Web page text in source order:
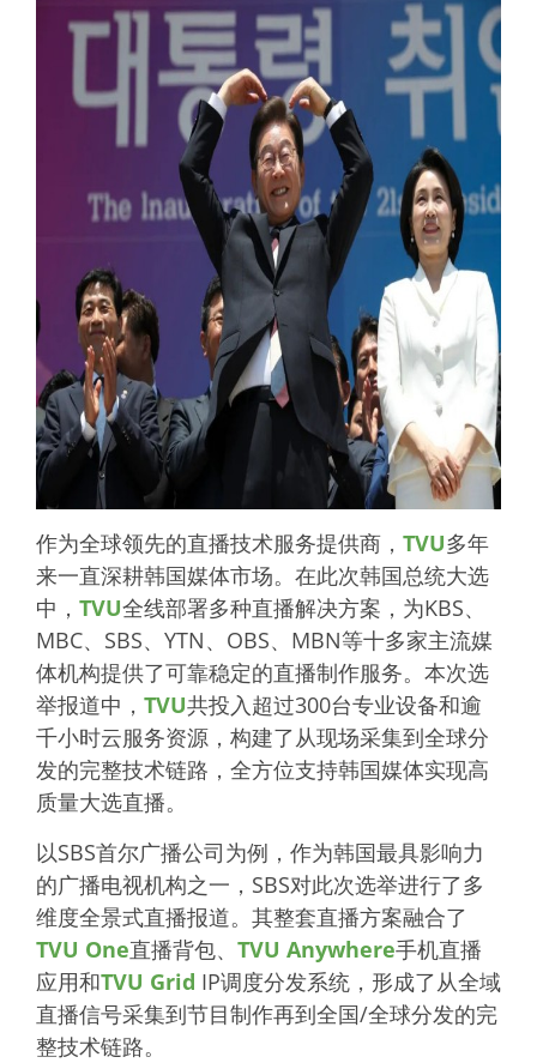
作为全球领先的直播技术服务提供商， TVU多年
来一直深耕韩国媒体市场。在此次韩国总统大选
中， TVU全线部署多种直播解决方案，为KBS、
MBC、SBS、YTN、OBS、MBN等十多家主流媒
体机构提供了可靠稳定的直播制作服务。本次选
举报道中， TVU共投入超过300台专业设备和逾
千小时云服务资源，构建了从现场采集到全球分
发的完整技术链路，全方位支持韩国媒体实现高
质量大选直播。
以SBS首尔广播公司为例，作为韩国最具影响力
的广播电视机构之一，SBS对此次选举进行了多
维度全景式直播报道。其整套直播方案融合了
TVU One直播背包、 TVU Anywhere手机直播
应用和TVU Grid IP调度分发系统，形成了从全域
直播信号采集到节目制作再到全国/全球分发的完
整技术链路。